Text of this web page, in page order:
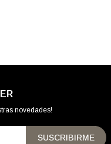
novedades!
SUSCRIBIRME